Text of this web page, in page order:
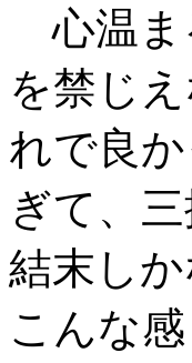
心温ま
を禁じ
れで良
ぎて、
結末し
こんな